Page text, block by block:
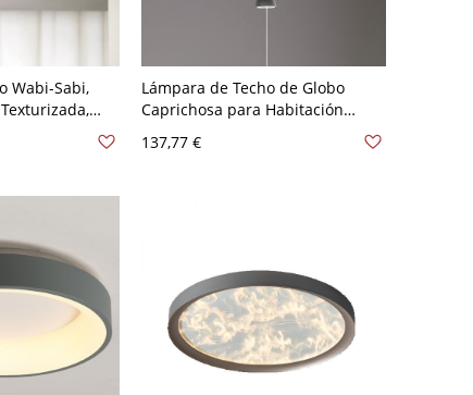
Wabi-Sabi,
V 45,72 cm
Lámpara de Techo de Globo
Caprichosa para Habitación
Infantil y Guardería Iluminación
de Vidrio Juguetona - Gris 110 A
137,77 €